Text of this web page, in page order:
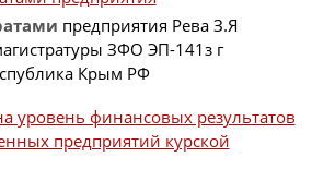
предприятия Рева З.Я
ЗФО ЭП-141з г
Крым РФ
уровень финансовых результатов
предприятий курской